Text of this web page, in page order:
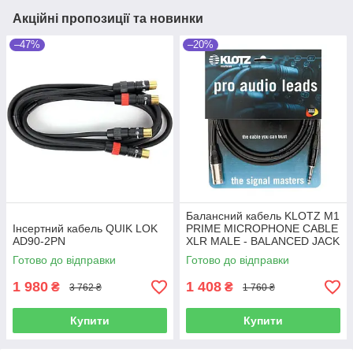
Акційні пропозиції та новинки
–47%
Інсертний кабель QUIK LOK
AD90-2PN
Готово до відправки
1 980 ₴ 3 762 ₴
Купити
–20%
Балансний кабель KLOTZ M1
PRIME MICROPHONE CABLE
XLR MALE - BALANCED JACK
5 M
Готово до відправки
1 408 ₴ 1 760 ₴
Купити